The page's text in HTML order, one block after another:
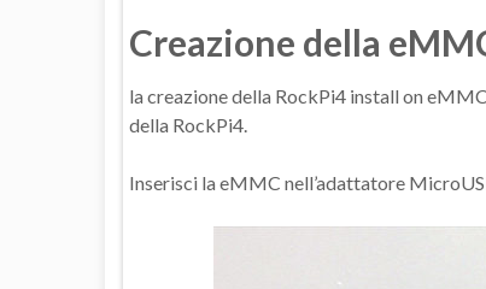
Creazione della
la creazione della RockPi4 install on
della RockPi4.
Inserisci la eMMC nell’adattatore